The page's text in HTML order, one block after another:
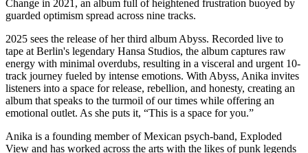
Change in 2021, an album full of heightened frustration buoyed by
guarded optimism spread across nine tracks.
2025 sees the release of her third album Abyss. Recorded live to
tape at Berlin's legendary Hansa Studios, the album captures raw
energy with minimal overdubs, resulting in a visceral and urgent 10-
track journey fueled by intense emotions. With Abyss, Anika invites
listeners into a space for release, rebellion, and honesty, creating an
album that speaks to the turmoil of our times while offering an
emotional outlet. As she puts it, “This is a space for you.”
Anika is a founding member of Mexican psych-band, Exploded
View and has worked across the arts with the likes of punk legends